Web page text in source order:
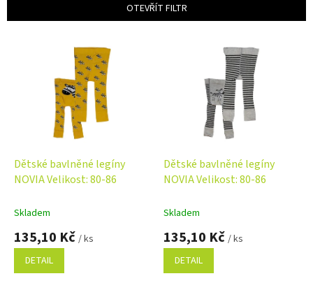
í
OTEVŘÍT FILTR
Dětské bavlněné legíny
NOVIA Velikost: 80-86
Skladem
135,10 Kč / ks
DETAIL
Dětské bavlněné legíny
NOVIA Velikost: 80-86
Skladem
135,10 Kč / ks
DETAIL